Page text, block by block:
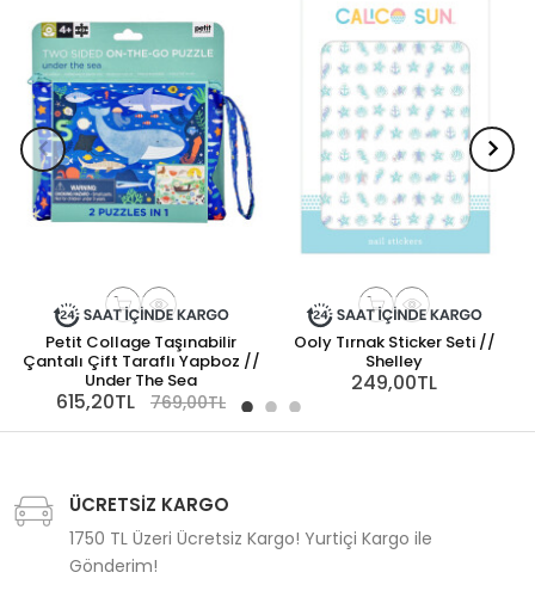
Petit Collage Taşınabilir
Çantalı Çift Taraflı Yapboz //
Under The Sea
615,20TL 769,00TL
Ooly Tırnak Sticker Seti //
Shelley
249,00TL
ÜCRETSİZ KARGO
1750 TL Üzeri Ücretsiz Kargo! Yurtiçi Kargo ile
Gönderim!